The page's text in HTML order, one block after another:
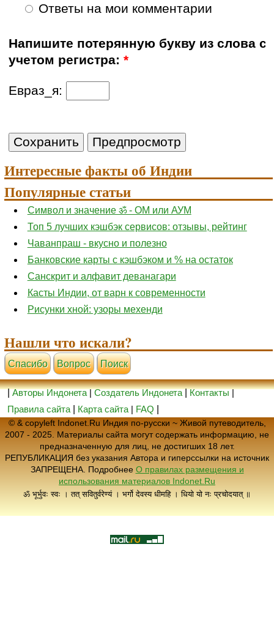
Ответы на мои комментарии
Напишите потерянную букву из слова с
учетом регистра:*
Евраз_я:
Интересные факты об Индии
Популярные статьи
Символ и значение ॐ - ОМ или АУМ
Топ 5 лучших кэшбэк сервисов: отзывы, рейтинг
Чаванпраш - вкусно и полезно
Банковские карты с кэшбэком и % на остаток
Санскрит и алфавит деванагари
Касты Индии, от варн к современности
Рисунки хной: узоры мехенди
Нашли что искали?
Cпасибо Вопрос Поиск
|Авторы Индонета|Создатель Индонета|Контакты|
Правила сайта
Карта сайта | FAQ
© & copyleft Indonet.Ru Индия по-русски ~ Живой путеводитель,
2007 - 2025. Материалы сайта могут содержать информацию, не
предназначенную для лиц, не достигших 18 лет.
РЕПУБЛИКАЦИЯ без указания Автора и гиперссылки на источник
ЗАПРЕЩЕНА. Подробнее О правилах размещения и
использования материалов Indonet.Ru
ॐ भूर्भुवः स्वः । तत् सवितुर्वरेण्यं । भर्गो देवस्य धीमहि । धियो यो नः प्रचोदयात् ॥